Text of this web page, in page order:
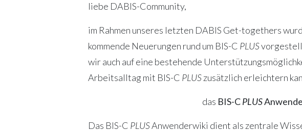
liebe DABIS-Community,
im Rahmen unseres letzten DABIS Get-togethers
kommende Neuerungen rund um BIS-C PLUS
wir auch auf eine bestehende
Arbeitsalltag mit BIS-C PLUSzusätzlich erleichtern
das BIS-CPLUS
Das BIS-C PLUSAnwenderwiki dient als zentrale